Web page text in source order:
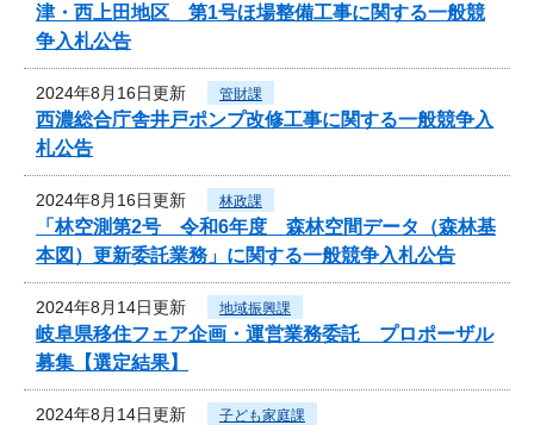
津・西上田地区 第1号ほ場整備工事に関する一般競
争入札公告
2024年8月16日更新 管財課
西濃総合庁舎井戸ポンプ改修工事に関する一般競争入
札公告
2024年8月16日更新 林政課
「林空測第2号 令和6年度 森林空間データ（森林基
本図）更新委託業務」に関する一般競争入札公告
2024年8月14日更新 地域振興課
岐阜県移住フェア企画・運営業務委託 プロポーザル
募集【選定結果】
2024年8月14日更新 子ども家庭課